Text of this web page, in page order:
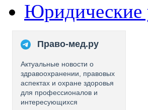
Юридические
Право-мед.ру
Актуальные новости о
здравоохранении, правовых
аспектах и охране здоровья
для профессионалов и
интересующихся